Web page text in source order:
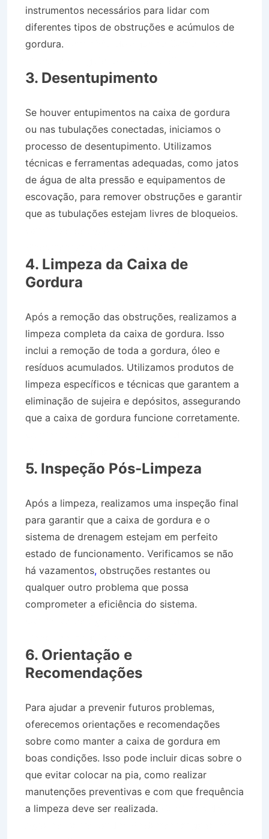
instrumentos necessários para lidar com
diferentes tipos de obstruções e acúmulos de
gordura.
3. Desentupimento
Se houver entupimentos na caixa de gordura
ou nas tubulações conectadas, iniciamos o
processo de desentupimento. Utilizamos
técnicas e ferramentas adequadas, como jatos
de água de alta pressão e equipamentos de
escovação, para remover obstruções e garantir
que as tubulações estejam livres de bloqueios.
4. Limpeza da Caixa de
Gordura
Após a remoção das obstruções, realizamos a
limpeza completa da caixa de gordura. Isso
inclui a remoção de toda a gordura, óleo e
resíduos acumulados. Utilizamos produtos de
limpeza específicos e técnicas que garantem a
eliminação de sujeira e depósitos, assegurando
que a caixa de gordura funcione corretamente.
5. Inspeção Pós-Limpeza
Após a limpeza, realizamos uma inspeção final
para garantir que a caixa de gordura e o
sistema de drenagem estejam em perfeito
estado de funcionamento. Verificamos se não
há vazamentos, obstruções restantes ou
qualquer outro problema que possa
comprometer a eficiência do sistema.
6. Orientação e
Recomendações
Para ajudar a prevenir futuros problemas,
oferecemos orientações e recomendações
sobre como manter a caixa de gordura em
boas condições. Isso pode incluir dicas sobre o
que evitar colocar na pia, como realizar
manutenções preventivas e com que frequência
a limpeza deve ser realizada.